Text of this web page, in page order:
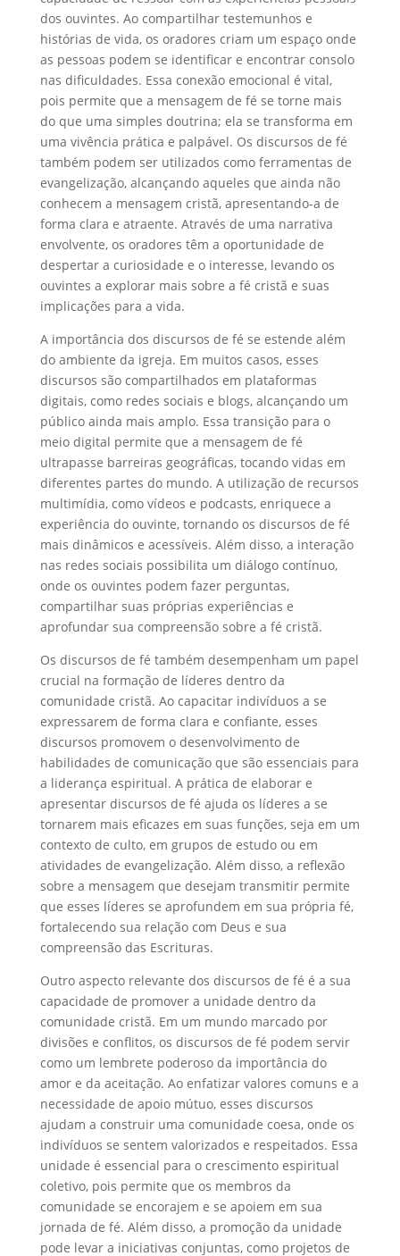
dos ouvintes. Ao compartilhar testemunhos e
histórias de vida, os oradores criam um espaço onde
as pessoas podem se identificar e encontrar consolo
nas dificuldades. Essa conexão emocional é vital,
pois permite que a mensagem de fé se torne mais
do que uma simples doutrina; ela se transforma em
uma vivência prática e palpável. Os discursos de fé
também podem ser utilizados como ferramentas de
evangelização, alcançando aqueles que ainda não
conhecem a mensagem cristã, apresentando-a de
forma clara e atraente. Através de uma narrativa
envolvente, os oradores têm a oportunidade de
despertar a curiosidade e o interesse, levando os
ouvintes a explorar mais sobre a fé cristã e suas
implicações para a vida.
A importância dos discursos de fé se estende além
do ambiente da igreja. Em muitos casos, esses
discursos são compartilhados em plataformas
digitais, como redes sociais e blogs, alcançando um
público ainda mais amplo. Essa transição para o
meio digital permite que a mensagem de fé
ultrapasse barreiras geográficas, tocando vidas em
diferentes partes do mundo. A utilização de recursos
multimídia, como vídeos e podcasts, enriquece a
experiência do ouvinte, tornando os discursos de fé
mais dinâmicos e acessíveis. Além disso, a interação
nas redes sociais possibilita um diálogo contínuo,
onde os ouvintes podem fazer perguntas,
compartilhar suas próprias experiências e
aprofundar sua compreensão sobre a fé cristã.
Os discursos de fé também desempenham um papel
crucial na formação de líderes dentro da
comunidade cristã. Ao capacitar indivíduos a se
expressarem de forma clara e confiante, esses
discursos promovem o desenvolvimento de
habilidades de comunicação que são essenciais para
a liderança espiritual. A prática de elaborar e
apresentar discursos de fé ajuda os líderes a se
tornarem mais eficazes em suas funções, seja em um
contexto de culto, em grupos de estudo ou em
atividades de evangelização. Além disso, a reflexão
sobre a mensagem que desejam transmitir permite
que esses líderes se aprofundem em sua própria fé,
fortalecendo sua relação com Deus e sua
compreensão das Escrituras.
Outro aspecto relevante dos discursos de fé é a sua
capacidade de promover a unidade dentro da
comunidade cristã. Em um mundo marcado por
divisões e conflitos, os discursos de fé podem servir
como um lembrete poderoso da importância do
amor e da aceitação. Ao enfatizar valores comuns e a
necessidade de apoio mútuo, esses discursos
ajudam a construir uma comunidade coesa, onde os
indivíduos se sentem valorizados e respeitados. Essa
unidade é essencial para o crescimento espiritual
coletivo, pois permite que os membros da
comunidade se encorajem e se apoiem em sua
jornada de fé. Além disso, a promoção da unidade
pode levar a iniciativas conjuntas, como projetos de